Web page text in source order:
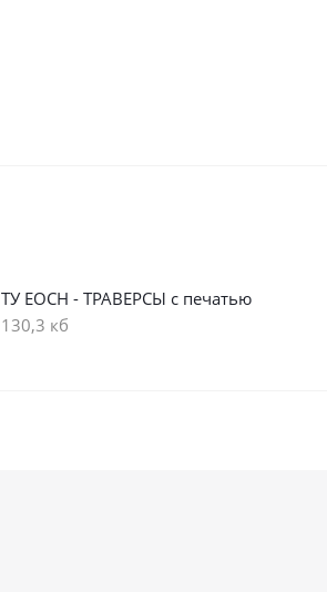
ТУ ЕОСН - ТРАВЕРСЫ с печатью
130,3 кб